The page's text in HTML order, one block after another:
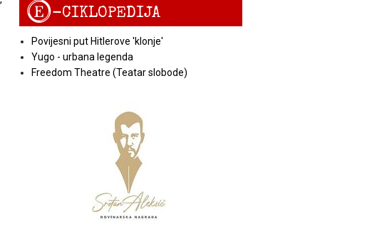
E-CIKLOPEDIJA
Povijesni put Hitlerove 'klonje'
Yugo - urbana legenda
Freedom Theatre (Teatar slobode)